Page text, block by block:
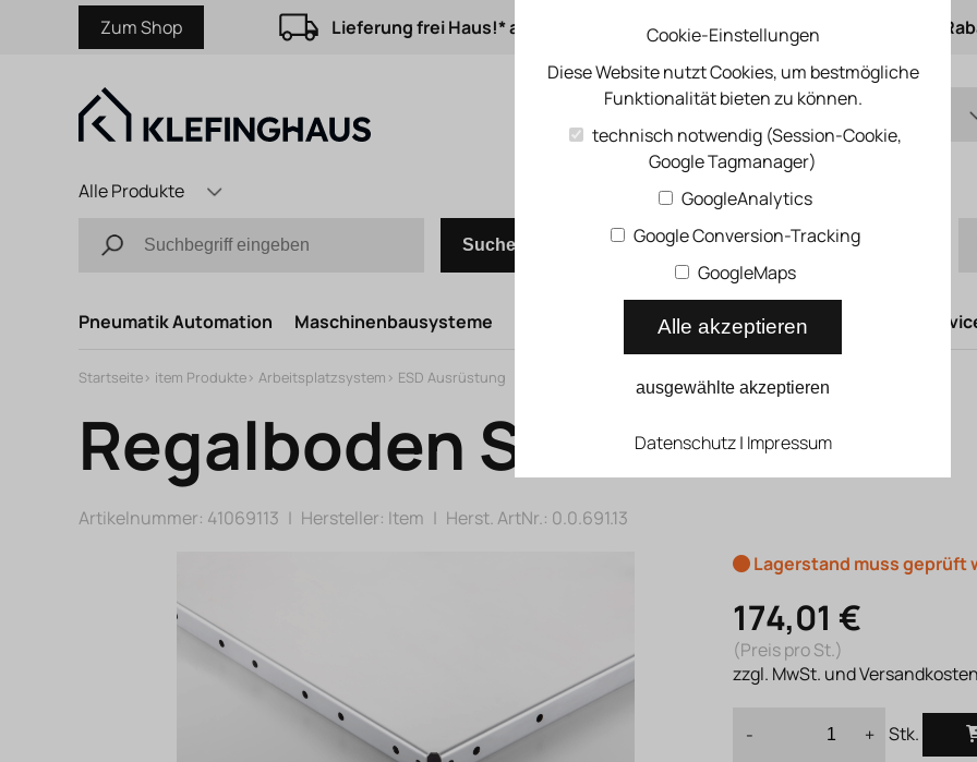
Zum Shop Lieferung frei Haus!* ab 50 € Auftragswert ab 500 € 1% Online-
Alle Produkte
Suchen
Schnellbestellung
Pneumatik Automation Maschinenbausysteme Druckluftsysteme Kompressoren
Startseite> item Produkte> Arbeitsplatzsystem > ESD Ausrüstung
Regalboden St 8x6 ESD
Artikelnummer: 41069113 | Hersteller: Item | Herst. ArtNr.: 0.0.691.13
Lagerstand muss geprüft
174,01 €
(Preis pro St.)
zzgl. MwSt. und Versandkosten
- + Stk.
Cookie-Einstellungen
Diese Website nutzt Cookies, um bestmögliche
Funktionalität bieten zu können.
technisch notwendig (Session-Cookie,
Google Tagmanager)
GoogleAnalytics
Google Conversion-Tracking
GoogleMaps
Alle akzeptieren
ausgewählte akzeptieren
Datenschutz| Impressum